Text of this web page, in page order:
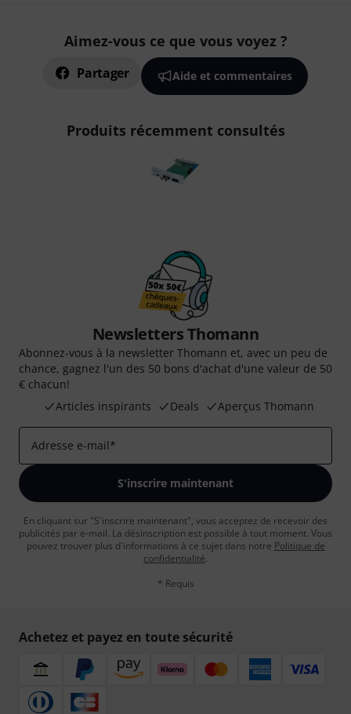
Aimez-vous ce que vous voyez ?
Partager Aide et commentaires
Produits récemment consultés
Newsletters Thomann
Abonnez-vous à la newsletter Thomann et, avec un peu de
chance, gagnez l'un des 50 bons d'achat d'une valeur de 50
€ chacun!
Articles inspirants
Deals Aperçus Thomann
Adresse e-mail*
S'inscrire maintenant
En cliquant sur "S'inscrire maintenant", vous acceptez de recevoir des
publicités par e-mail. La désinscription est possible à tout moment. Vous
pouvez trouver plus d'informations à ce sujet dans notre Politique de
confidentialité.
* Requis
Achetez et payez en toute sécurité